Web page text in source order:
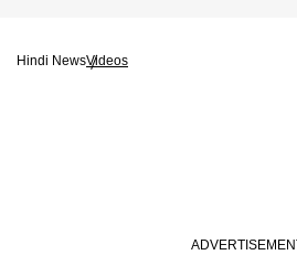
Hindi NewsVideos